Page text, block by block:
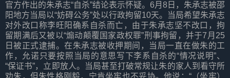
官方作出的朱承志“自杀”结论表示怀疑。6月8日，朱承志被邵
阳地方当局以“妨碍公务”处以行政拘留10天。当局希望朱承志
对外改口称李旺阳确系自杀而亡，由于朱承志坚不改口，拘
留期满后又被以“煽动颠覆国家政权罪”刑事拘留，并于7月25
日被正式逮捕。在朱承志被收押期间，当局一直在做朱的工
作，允诺只要按照当局的意思写下李系自杀的“情况说明”、
“保证书”，立即放人。当局甚至打破常规让朱的家人到看守所